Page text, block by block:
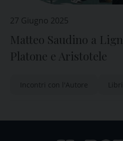
27 Giugno 2025
Matteo Saudino a
Platone e Aristotele
Incontri con l'Autore Libri